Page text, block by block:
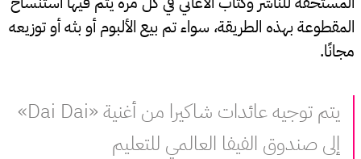
المقطوعة بهذه الطريقة، سواء تم بيع الألبوم أو بثه أو توزيعه
مجانًا.
يتم توجيه عائدات شاكيرا من أغنية «Dai Dai»
إلى صندوق الفيفا العالمي للتعليم